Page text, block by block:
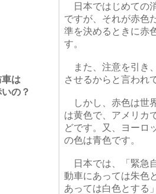
は
の？
日本ではじめての
ですが、それが赤色
準を決めるときに赤
す。
また、注意を引き
させるからと言われ
しかし、赤色は世
は黄色で、アメリカ
どです。又、ヨーロ
の色は青色です。
日本では、「緊急
動車にあっては朱色
あっては白色とする